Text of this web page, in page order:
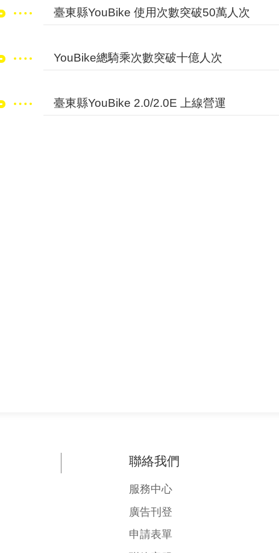
臺東縣YouBike 使用次數突破50萬人次
YouBike總騎乘次數突破十億人次
臺東縣YouBike 2.0/2.0E 上線營運
聯絡我們
服務中心
廣告刊登
申請表單